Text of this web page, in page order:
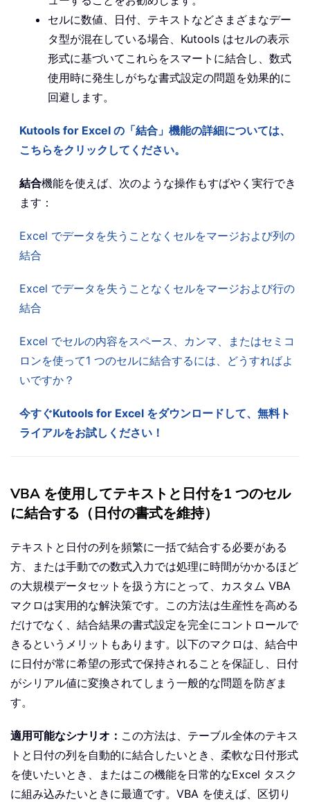
セルに数値、日付、テキストなどさまざまなデー
タ型が混在している場合、Kutools はセルの表示
形式に基づいてこれらをスマートに結合し、数式
使用時に発生しがちな書式設定の問題を効果的に
回避します。
Kutools for Excel の「結合」機能の詳細については、
こちらをクリックしてください。
結合機能を使えば、次のような操作もすばやく実行でき
ます：
Excel でデータを失うことなくセルをマージおよび列の
結合
Excel でデータを失うことなくセルをマージおよび行の
結合
Excel でセルの内容をスペース、カンマ、またはセミコ
ロンを使って1 つのセルに結合するには、どうすればよ
いですか？
今すぐKutools for Excel をダウンロードして、無料ト
ライアルをお試しください！
VBA を使用してテキストと日付を1 つのセル
に結合する（日付の書式を維持）
テキストと日付の列を頻繁に一括で結合する必要がある
方、または手動での数式入力では処理に時間がかかるほど
の大規模データセットを扱う方にとって、カスタム VBA
マクロは実用的な解決策です。この方法は生産性を高める
だけでなく、結合結果の書式設定を完全にコントロールで
きるというメリットもあります。以下のマクロは、結合中
に日付が常に希望の形式で保持されることを保証し、日付
がシリアル値に変換されてしまう一般的な問題を防ぎま
す。
適用可能なシナリオ： この方法は、テーブル全体のテキス
トと日付の列を自動的に結合したいとき、柔軟な日付形式
を使いたいとき、またはこの機能を日常的なExcel タスク
に組み込みたいときに最適です。VBA を使えば、区切り